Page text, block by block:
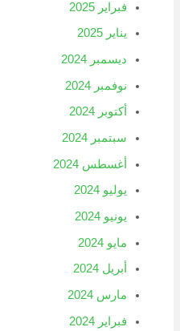
فبراير 2025
يناير 2025
ديسمبر 2024
نوفمبر 2024
أكتوبر 2024
سبتمبر 2024
أغسطس 2024
يوليو 2024
يونيو 2024
مايو 2024
أبريل 2024
مارس 2024
فبراير 2024